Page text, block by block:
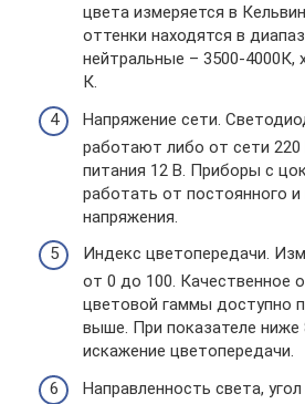
цвета измеряется в
оттенки находятся в
нейтральные – 3500-4000К,
К.
Напряжение сети.
работают либо от сети 220
питания 12 В. Приборы с
работать от постоянного и
напряжения.
Индекс цветопередачи.
от 0 до 100. Качественное
цветовой гаммы доступно
выше. При показателе ниже
искажение цветопередачи.
Направленность света,